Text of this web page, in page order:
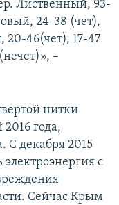
Лиственный, 93-
24-38 (чет),
20-46(чет), 17-47
–
нитки
2016 года,
С декабря 2015
электроэнергия с
Сейчас Крым